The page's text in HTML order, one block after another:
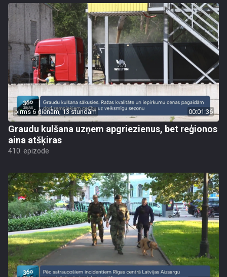
pirms 6 dienām, 13 stundām 00:01:36
Graudu kulšana uzņem apgriezienus, bet reģionos
aina atšķiras
410. epizode